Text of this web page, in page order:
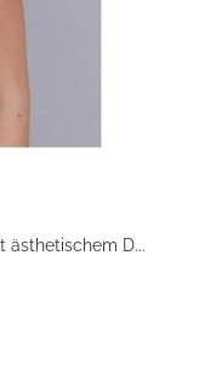
ästhetischem D...